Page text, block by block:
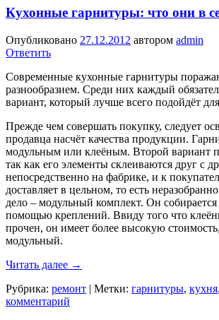
Кухонные гарнитуры: что они в
Опубликовано 27.12.2012 автором admin
Ответить
Современные кухонные гарнитуры
разнообразием. Среди них каждый
вариант, который лучше всего подойдёт
Прежде чем совершать покупку, следует
продавца насчёт качества продукции.
модульным или клеёным. Второй вариант
так как его элементы склеиваются друг с
непосредственно на фабрике, и к
доставляет в цельном, то есть
дело – модульный комплект. Он собирается
помощью креплений. Ввиду того что
прочен, он имеет более высокую
модульный.
Читать далее →
Рубрика: ремонт | Метки: гарнитуры, кухня,
комментарий